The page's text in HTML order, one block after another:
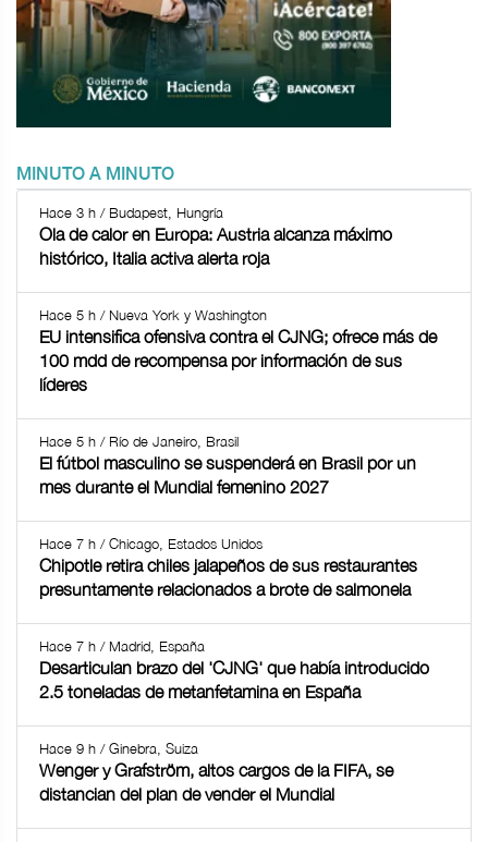
MINUTO A MINUTO
Hace 3 h / Budapest, Hungría
Ola de calor en Europa: Austria alcanza máximo
histórico, Italia activa alerta roja
Hace 5 h / Nueva York y Washington
EU intensifica ofensiva contra el CJNG; ofrece más de
100 mdd de recompensa por información de sus
líderes
Hace 5 h / Río de Janeiro, Brasil
El fútbol masculino se suspenderá en Brasil por un
mes durante el Mundial femenino 2027
Hace 7 h / Chicago, Estados Unidos
Chipotle retira chiles jalapeños de sus restaurantes
presuntamente relacionados a brote de salmonela
Hace 7 h / Madrid, España
Desarticulan brazo del 'CJNG' que había introducido
2.5 toneladas de metanfetamina en España
Hace 9 h / Ginebra, Suiza
Wenger y Grafström, altos cargos de la FIFA, se
distancian del plan de vender el Mundial